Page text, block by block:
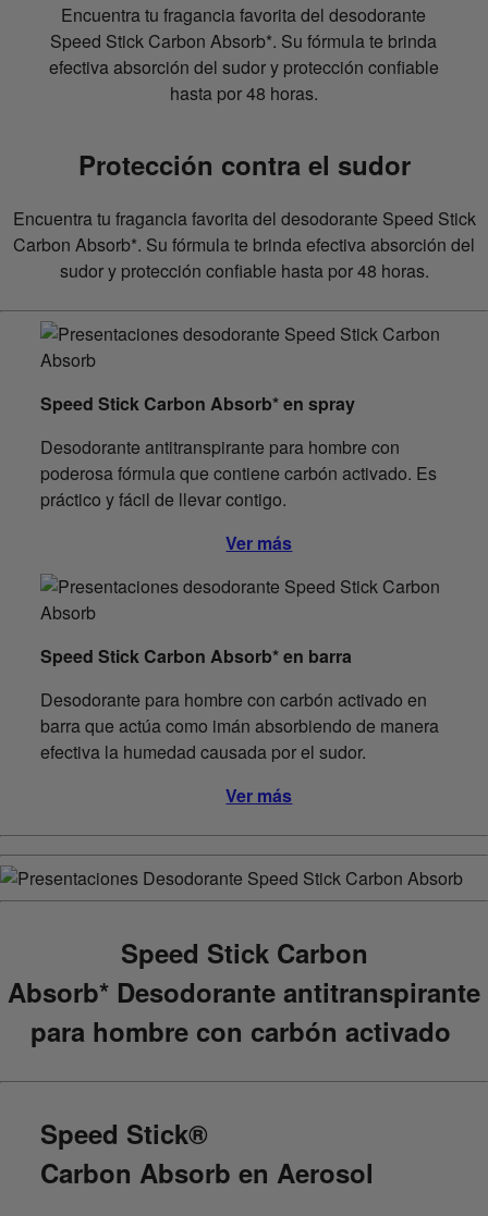
Encuentra tu fragancia favorita del desodorante
Speed Stick Carbon Absorb*. Su fórmula te brinda
efectiva absorción del sudor y protección confiable
hasta por 48 horas.
Protección contra el sudor
Encuentra tu fragancia favorita del desodorante Speed Stick
Carbon Absorb*. Su fórmula te brinda efectiva absorción del
sudor y protección confiable hasta por 48 horas.
Speed Stick Carbon Absorb* en spray
Desodorante antitranspirante para hombre con
poderosa fórmula que contiene carbón activado. Es
práctico y fácil de llevar contigo.
Ver más
Speed Stick Carbon Absorb* en barra
Desodorante para hombre con carbón activado en
barra que actúa como imán absorbiendo de manera
efectiva la humedad causada por el sudor.
Ver más
Speed Stick Carbon
Absorb* Desodorante antitranspirante
para hombre con carbón activado
Speed Stick®
Carbon Absorb en Aerosol